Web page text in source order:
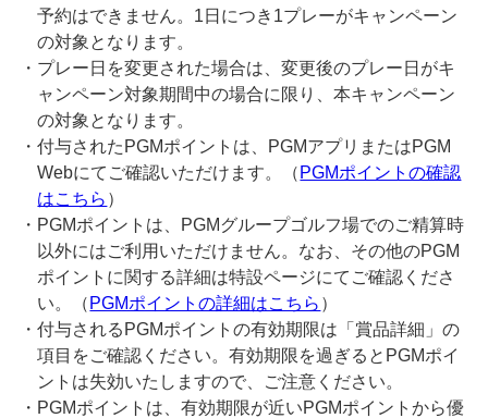
予約はできません。1日につき1プレーがキャンペーン
の対象となります。
・プレー日を変更された場合は、変更後のプレー日がキ
ャンペーン対象期間中の場合に限り、本キャンペーン
の対象となります。
・付与されたPGMポイントは、PGMアプリまたはPGM
Webにてご確認いただけます。（ PGMポイントの確認
はこちら ）
・PGMポイントは、PGMグループゴルフ場でのご精算時
以外にはご利用いただけません。なお、その他のPGM
ポイントに関する詳細は特設ページにてご確認くださ
い。（ PGMポイントの詳細はこちら ）
・付与されるPGMポイントの有効期限は「賞品詳細」の
項目をご確認ください。有効期限を過ぎるとPGMポイ
ントは失効いたしますので、ご注意ください。
・PGMポイントは、有効期限が近いPGMポイントから優